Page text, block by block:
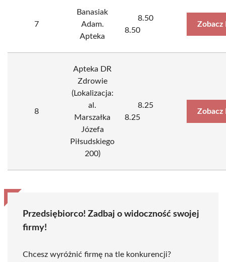
7
Banasiak
Adam.
Apteka
8.50
8.50
Zobacz
8
Apteka DR
Zdrowie
(Lokalizacja:
al.
Marszałka
Józefa
Piłsudskiego
200)
8.25
8.25
Zobacz
Przedsiębiorco! Zadbaj o widoczność swojej
firmy!
Chcesz wyróżnić firmę na tle konkurencji?